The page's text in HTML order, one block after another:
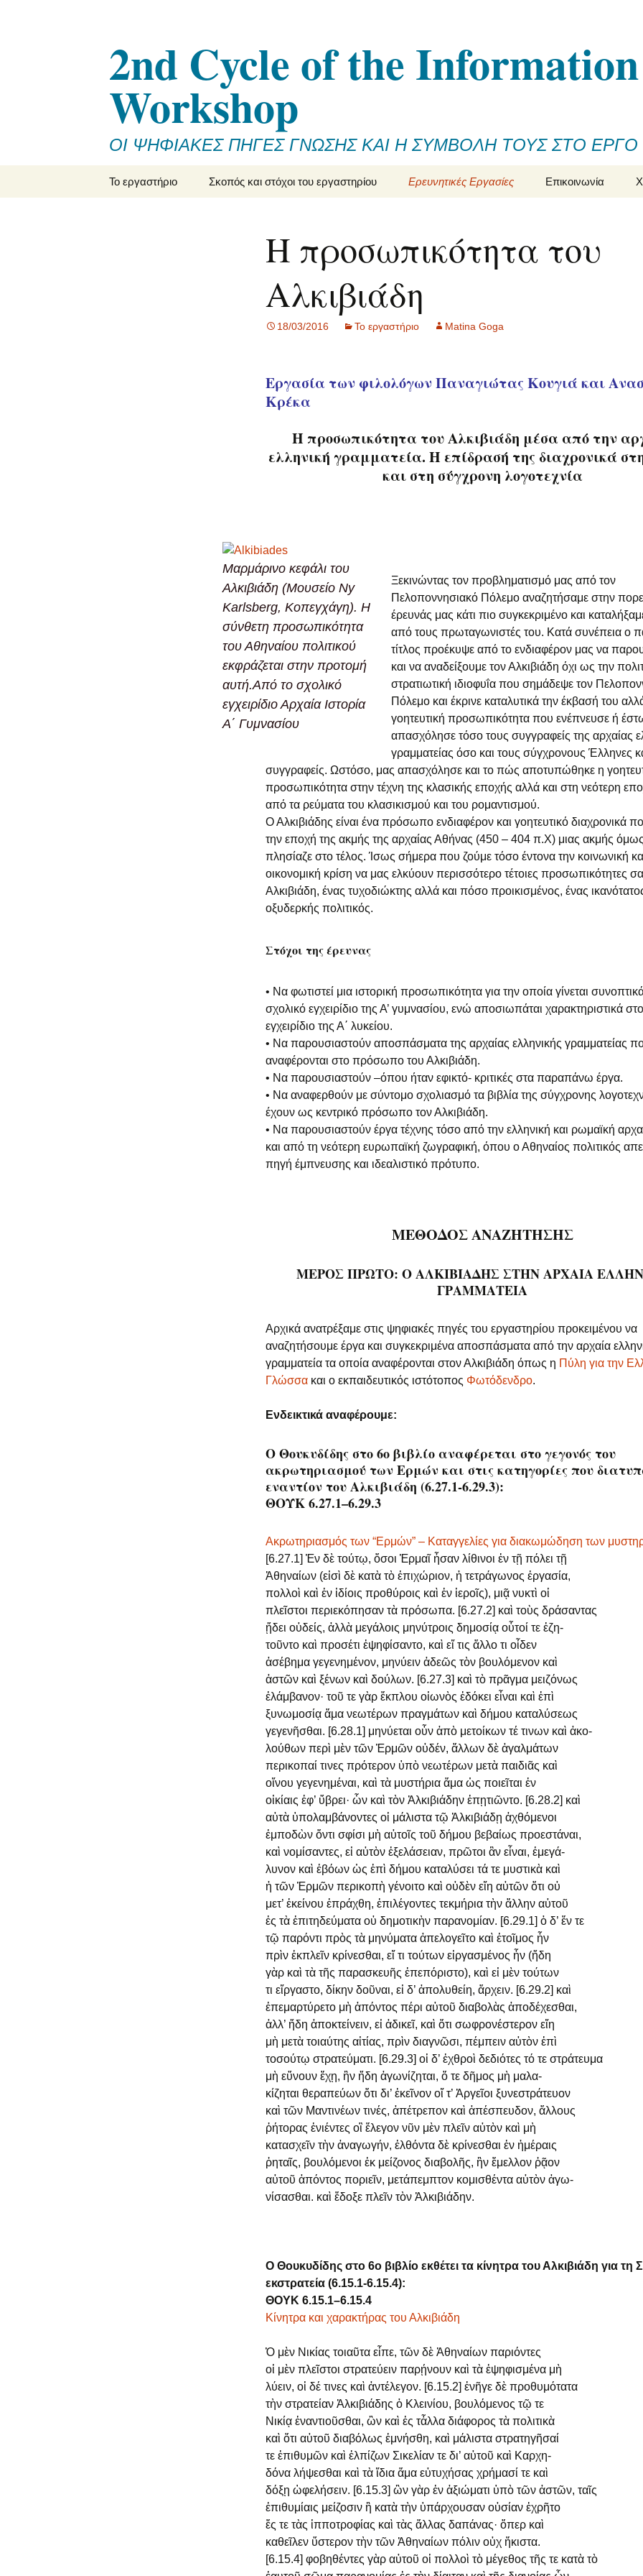
2nd Cycle of the
Workshop
ΟΙ ΨΗΦΙΑΚΕΣ ΠΗΓΕΣ ΓΝΩΣΗΣ ΚΑΙ Η ΣΥΜΒΟΛΗ ΤΟΥΣ ΣΤΟ
Το εργαστήριο Σκοπός και στόχοι του εργαστηρίου Ερευνητικές Εργασίες
Ελληνικής μέσα από
διαθέσιμες
ηλεκτρονικές πηγές: η
“τουλάχιστον”
Τό ἱπποτικό μοτίβο τῆς
γκιόστρας στόν
Την επαύριον του
εφημερίδες
Η έλευση και η
εγκατάσταση των
Καποδίστρια στο
Ναύπλιο και το Άργος
Η γερμανική κατοχή και
η πείνα
Η διαφωνία του
Κωνσταντίνου με τον
Βενιζέλο
Η προσωπικότητα του
Αλκιβιάδη
Δημιουργώ το
λεξιλογικό σύμπαν του
“ρατσισμού”
Κική Δημουλά: Η
ποιήτρια της
υπαρξιακής αγωνίας
Περιγραφή γυναικών
Επικοινωνία
Η προσωπικότητα του
Αλκιβιάδη
18/03/2016 Το εργαστήριο Matina Goga
Εργασία των φιλολόγων Παναγιώτας Κουγιά και
Κρέκα
Η προσωπικότητα του Αλκιβιάδη μέσα από την
ελληνική γραμματεία. Η επίδρασή της διαχρονικά
και στη σύγχρονη λογοτεχνία
Μαρμάρινο κεφάλι του
Αλκιβιάδη (Μουσείο Ny
Karlsberg, Κοπεγχάγη). Η
σύνθετη προσωπικότητα
του Αθηναίου πολιτικού
εκφράζεται στην προτομή
αυτή.Από το σχολικό
εγχειρίδιο Αρχαία Ιστορία
Α΄ Γυμνασίου
Ξεκινώντας τον προβληματισμό μας από τον
Πελοποννησιακό Πόλεμο αναζητήσαμε στην
έρευνάς μας κάτι πιο συγκεκριμένο και
από τους πρωταγωνιστές του. Κατά συνέπεια ο
τίτλος προέκυψε από το ενδιαφέρον μας να
και να αναδείξουμε τον Αλκιβιάδη όχι ως την
στρατιωτική ιδιοφυΐα που σημάδεψε τον
Πόλεμο και έκρινε καταλυτικά την έκβασή του
γοητευτική προσωπικότητα που ενέπνευσε ή
απασχόλησε τόσο τους συγγραφείς της αρχαίας
γραμματείας όσο και τους σύγχρονους Έλληνες
συγγραφείς. Ωστόσο, μας απασχόλησε και το πώς αποτυπώθηκε η
προσωπικότητα στην τέχνη της κλασικής εποχής αλλά και στη νεότερη
από τα ρεύματα του κλασικισμού και του ρομαντισμού.
Ο Αλκιβιάδης είναι ένα πρόσωπο ενδιαφέρον και γοητευτικό διαχρονικά
την εποχή της ακμής της αρχαίας Αθήνας (450 – 404 π.Χ) μιας ακμής
πλησίαζε στο τέλος. Ίσως σήμερα που ζούμε τόσο έντονα την κοινωνική
οικονομική κρίση να μας ελκύουν περισσότερο τέτοιες προσωπικότητες
Αλκιβιάδη, ένας τυχοδιώκτης αλλά και πόσο προικισμένος, ένας
οξυδερκής πολιτικός.
Στόχοι της έρευνας
• Να φωτιστεί μια ιστορική προσωπικότητα για την οποία γίνεται
σχολικό εγχειρίδιο της Α’ γυμνασίου, ενώ αποσιωπάται χαρακτηριστικά
εγχειρίδιο της Α΄ λυκείου.
• Να παρουσιαστούν αποσπάσματα της αρχαίας ελληνικής γραμματείας
αναφέρονται στο πρόσωπο του Αλκιβιάδη.
• Να παρουσιαστούν –όπου ήταν εφικτό- κριτικές στα παραπάνω έργα.
• Να αναφερθούν με σύντομο σχολιασμό τα βιβλία της σύγχρονης
έχουν ως κεντρικό πρόσωπο τον Αλκιβιάδη.
• Να παρουσιαστούν έργα τέχνης τόσο από την ελληνική και ρωμαϊκή
και από τη νεότερη ευρωπαϊκή ζωγραφική, όπου ο Αθηναίος πολιτικός
πηγή έμπνευσης και ιδεαλιστικό πρότυπο.
ΜΕΘΟΔΟΣ ΑΝΑΖΗΤΗΣΗΣ
ΜΕΡΟΣ ΠΡΩΤΟ: Ο ΑΛΚΙΒΙΑΔΗΣ ΣΤΗΝ ΑΡΧΑΙΑ
ΓΡΑΜΜΑΤΕΙΑ
Αρχικά ανατρέξαμε στις ψηφιακές πηγές του εργαστηρίου προκειμένου να
αναζητήσουμε έργα και συγκεκριμένα αποσπάσματα από την αρχαία
γραμματεία τα οποία αναφέρονται στον Αλκιβιάδη όπως η Πύλη για την
Γλώσσα και ο εκπαιδευτικός ιστότοπος Φωτόδενδρο.
Ενδεικτικά αναφέρουμε:
Ο Θουκυδίδης στο 6ο βιβλίο αναφέρεται στο γεγονός του
ακρωτηριασμού των Ερμών και στις κατηγορίες που
εναντίον του Αλκιβιάδη (6.27.1-6.29.3):
ΘΟΥΚ 6.27.1–6.29.3
Ακρωτηριασμός των “Ερμών” – Καταγγελίες για διακωμώδηση των
[6.27.1] Ἐν δὲ τούτῳ, ὅσοι Ἑρμαῖ ἦσαν λίθινοι ἐν τῇ πόλει τῇ
Ἀθηναίων (εἰσὶ δὲ κατὰ τὸ ἐπιχώριον, ἡ τετράγωνος ἐργασία,
πολλοὶ καὶ ἐν ἰδίοις προθύροις καὶ ἐν ἱεροῖς), μιᾷ νυκτὶ οἱ
πλεῖστοι περιεκόπησαν τὰ πρόσωπα. [6.27.2] καὶ τοὺς δράσαντας
ᾔδει οὐδείς, ἀλλὰ μεγάλοις μηνύτροις δημοσίᾳ οὗτοί τε ἐζη-
τοῦντο καὶ προσέτι ἐψηφίσαντο, καὶ εἴ τις ἄλλο τι οἶδεν
ἀσέβημα γεγενημένον, μηνύειν ἀδεῶς τὸν βουλόμενον καὶ
ἀστῶν καὶ ξένων καὶ δούλων. [6.27.3] καὶ τὸ πρᾶγμα μειζόνως
ἐλάμβανον· τοῦ τε γὰρ ἔκπλου οἰωνὸς ἐδόκει εἶναι καὶ ἐπὶ
ξυνωμοσίᾳ ἅμα νεωτέρων πραγμάτων καὶ δήμου καταλύσεως
γεγενῆσθαι. [6.28.1] μηνύεται οὖν ἀπὸ μετοίκων τέ τινων καὶ ἀκο-
λούθων περὶ μὲν τῶν Ἑρμῶν οὐδέν, ἄλλων δὲ ἀγαλμάτων
περικοπαί τινες πρότερον ὑπὸ νεωτέρων μετὰ παιδιᾶς καὶ
οἴνου γεγενημέναι, καὶ τὰ μυστήρια ἅμα ὡς ποιεῖται ἐν
οἰκίαις ἐφ’ ὕβρει· ὧν καὶ τὸν Ἀλκιβιάδην ἐπῃτιῶντο. [6.28.2] καὶ
αὐτὰ ὑπολαμβάνοντες οἱ μάλιστα τῷ Ἀλκιβιάδῃ ἀχθόμενοι
ἐμποδὼν ὄντι σφίσι μὴ αὐτοῖς τοῦ δήμου βεβαίως προεστάναι,
καὶ νομίσαντες, εἰ αὐτὸν ἐξελάσειαν, πρῶτοι ἂν εἶναι, ἐμεγά-
λυνον καὶ ἐβόων ὡς ἐπὶ δήμου καταλύσει τά τε μυστικὰ καὶ
ἡ τῶν Ἑρμῶν περικοπὴ γένοιτο καὶ οὐδὲν εἴη αὐτῶν ὅτι οὐ
μετ’ ἐκείνου ἐπράχθη, ἐπιλέγοντες τεκμήρια τὴν ἄλλην αὐτοῦ
ἐς τὰ ἐπιτηδεύματα οὐ δημοτικὴν παρανομίαν. [6.29.1] ὁ δ’ ἔν τε
τῷ παρόντι πρὸς τὰ μηνύματα ἀπελογεῖτο καὶ ἑτοῖμος ἦν
πρὶν ἐκπλεῖν κρίνεσθαι, εἴ τι τούτων εἰργασμένος ἦν (ἤδη
γὰρ καὶ τὰ τῆς παρασκευῆς ἐπεπόριστο), καὶ εἰ μὲν τούτων
τι εἴργαστο, δίκην δοῦναι, εἰ δ’ ἀπολυθείη, ἄρχειν. [6.29.2] καὶ
ἐπεμαρτύρετο μὴ ἀπόντος πέρι αὐτοῦ διαβολὰς ἀποδέχεσθαι,
ἀλλ’ ἤδη ἀποκτείνειν, εἰ ἀδικεῖ, καὶ ὅτι σωφρονέστερον εἴη
μὴ μετὰ τοιαύτης αἰτίας, πρὶν διαγνῶσι, πέμπειν αὐτὸν ἐπὶ
τοσούτῳ στρατεύματι. [6.29.3] οἱ δ’ ἐχθροὶ δεδιότες τό τε στράτευμα
μὴ εὔνουν ἔχῃ, ἢν ἤδη ἀγωνίζηται, ὅ τε δῆμος μὴ μαλα-
κίζηται θεραπεύων ὅτι δι’ ἐκεῖνον οἵ τ’ Ἀργεῖοι ξυνεστράτευον
καὶ τῶν Μαντινέων τινές, ἀπέτρεπον καὶ ἀπέσπευδον, ἄλλους
ῥήτορας ἐνιέντες οἳ ἔλεγον νῦν μὲν πλεῖν αὐτὸν καὶ μὴ
κατασχεῖν τὴν ἀναγωγήν, ἐλθόντα δὲ κρίνεσθαι ἐν ἡμέραις
ῥηταῖς, βουλόμενοι ἐκ μείζονος διαβολῆς, ἣν ἔμελλον ῥᾷον
αὐτοῦ ἀπόντος ποριεῖν, μετάπεμπτον κομισθέντα αὐτὸν ἀγω-
νίσασθαι. καὶ ἔδοξε πλεῖν τὸν Ἀλκιβιάδην.
Ο Θουκυδίδης στο 6ο βιβλίο εκθέτει τα κίνητρα του Αλκιβιάδη για τη
εκστρατεία (6.15.1-6.15.4):
ΘΟΥΚ 6.15.1–6.15.4
Κίνητρα και χαρακτήρας του Αλκιβιάδη
Ὁ μὲν Νικίας τοιαῦτα εἶπε, τῶν δὲ Ἀθηναίων παριόντες
οἱ μὲν πλεῖστοι στρατεύειν παρῄνουν καὶ τὰ ἐψηφισμένα μὴ
λύειν, οἱ δέ τινες καὶ ἀντέλεγον. [6.15.2] ἐνῆγε δὲ προθυμότατα
τὴν στρατείαν Ἀλκιβιάδης ὁ Κλεινίου, βουλόμενος τῷ τε
Νικίᾳ ἐναντιοῦσθαι, ὢν καὶ ἐς τἆλλα διάφορος τὰ πολιτικὰ
καὶ ὅτι αὐτοῦ διαβόλως ἐμνήσθη, καὶ μάλιστα στρατηγῆσαί
τε ἐπιθυμῶν καὶ ἐλπίζων Σικελίαν τε δι’ αὐτοῦ καὶ Καρχη-
δόνα λήψεσθαι καὶ τὰ ἴδια ἅμα εὐτυχήσας χρήμασί τε καὶ
δόξῃ ὠφελήσειν. [6.15.3] ὢν γὰρ ἐν ἀξιώματι ὑπὸ τῶν ἀστῶν, ταῖς
ἐπιθυμίαις μείζοσιν ἢ κατὰ τὴν ὑπάρχουσαν οὐσίαν ἐχρῆτο
ἔς τε τὰς ἱπποτροφίας καὶ τὰς ἄλλας δαπάνας· ὅπερ καὶ
καθεῖλεν ὕστερον τὴν τῶν Ἀθηναίων πόλιν οὐχ ἥκιστα.
[6.15.4] φοβηθέντες γὰρ αὐτοῦ οἱ πολλοὶ τὸ μέγεθος τῆς τε κατὰ τὸ